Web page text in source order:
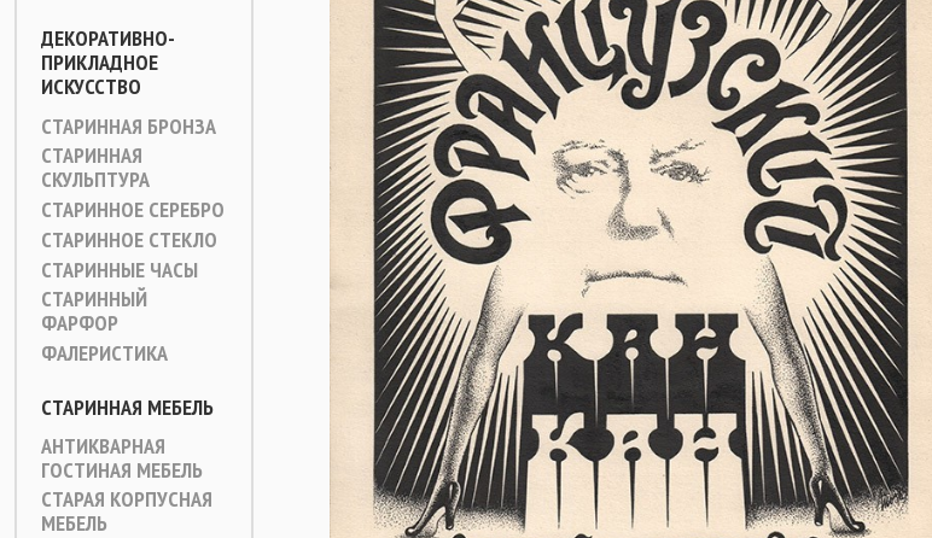
ДЕКОРАТИВНО-
ПРИКЛАДНОЕ
ИСКУССТВО
СТАРИННАЯ БРОНЗА
СТАРИННАЯ
СКУЛЬПТУРА
СТАРИННОЕ СЕРЕБРО
СТАРИННОЕ СТЕКЛО
СТАРИННЫЕ ЧАСЫ
СТАРИННЫЙ
ФАРФОР
ФАЛЕРИСТИКА
СТАРИННАЯ МЕБЕЛЬ
АНТИКВАРНАЯ
ГОСТИНАЯ МЕБЕЛЬ
СТАРАЯ КОРПУСНАЯ
МЕБЕЛЬ